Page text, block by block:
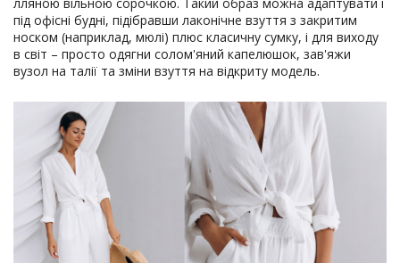
під офісні будні, підібравши лаконічне взуття з закритим
носком (наприклад, мюлі) плюс класичну сумку, і для виходу
в світ – просто одягни солом'яний капелюшок, зав'яжи
вузол на талії та зміни взуття на відкриту модель.